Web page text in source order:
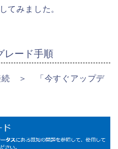
てみました。
レード手順
続 ＞ 「今すぐアップデ